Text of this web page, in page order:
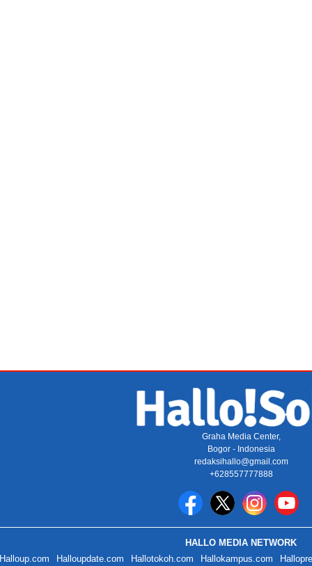
Graha Media Center,
Bogor - Indonesia
redaksihallo@gmail.com
+628557777888
HALLO MEDIA NETWORK
Halloup.com Halloupdate.com Hallotokoh.com Hallokampus.com